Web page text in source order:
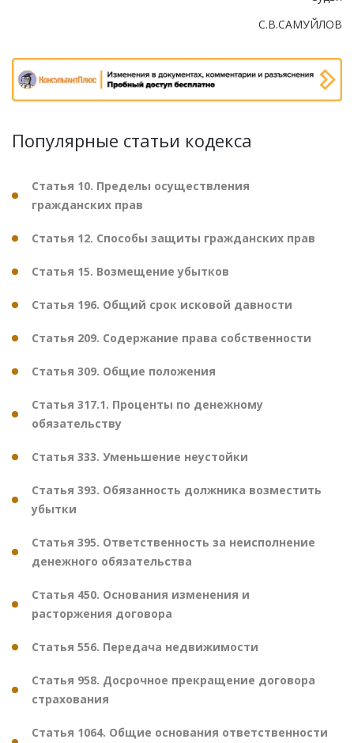
С.В.САМУЙЛОВ
Популярные статьи кодекса
Статья 10. Пределы осуществления
гражданских прав
Статья 12. Способы защиты гражданских прав
Статья 15. Возмещение убытков
Статья 196. Общий срок исковой давности
Статья 209. Содержание права собственности
Статья 309. Общие положения
Статья 317.1. Проценты по денежному
обязательству
Статья 333. Уменьшение неустойки
Статья 393. Обязанность должника возместить
убытки
Статья 395. Ответственность за неисполнение
денежного обязательства
Статья 450. Основания изменения и
расторжения договора
Статья 556. Передача недвижимости
Статья 958. Досрочное прекращение договора
страхования
Статья 1064. Общие основания ответственности